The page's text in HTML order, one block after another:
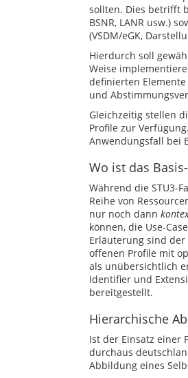
sollten. Dies betrifft
BSNR, LANR usw.)
(VSDM/eGK,
Hierdurch soll
Weise
definierten
und
Gleichzeitig stellen
Profile zur
Anwendungsfall bei
Wo ist das
Während die STU3-
Reihe von
nur noch dann
können, die Use-
Erläuterung sind
offenen Profile mit
als unübersichtlich
Identifier und
bereitgestellt.
Hierarchische
Ist der Einsatz einer
durchaus
Abbildung eines